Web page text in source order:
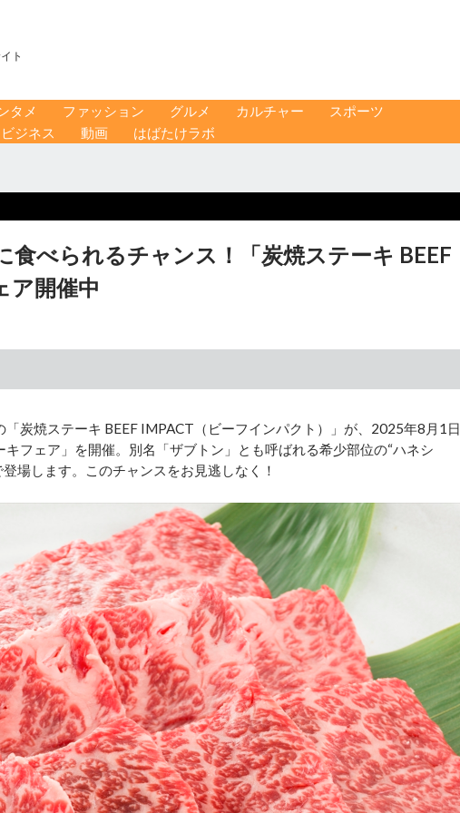
ト
タメ ファッション グルメ カルチャー
スポーツ
ビジネス 動画 はばたけラボ
食べられるチャンス！「炭焼ステーキ BEEF
ア開催中
炭焼ステーキ BEEF IMPACT（ビーフインパクト）」が、2025年8月1日
フェア」を開催。別名「ザブトン」とも呼ばれる希少部位の“ハネシ
場します。このチャンスをお見逃しなく！